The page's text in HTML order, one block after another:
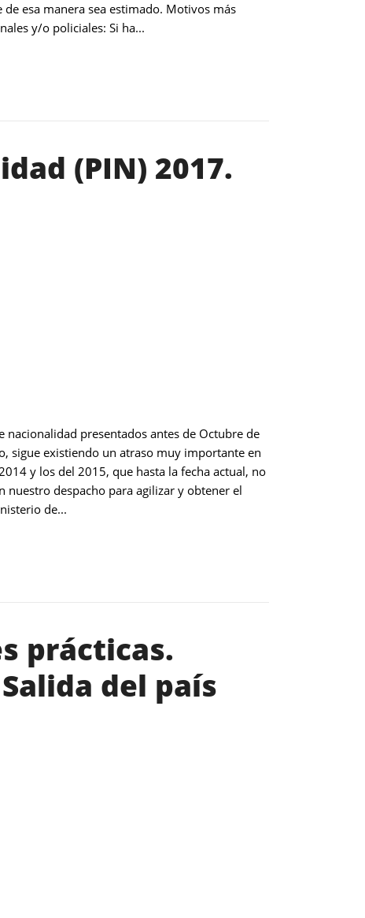
esa manera sea estimado. Motivos más
y/o policiales: Si ha...
(PIN) 2017.
presentados antes de Octubre de
sigue existiendo un atraso muy importante en
y los del 2015, que hasta la fecha actual, no
despacho para agilizar y obtener el
de...
prácticas.
Salida del país